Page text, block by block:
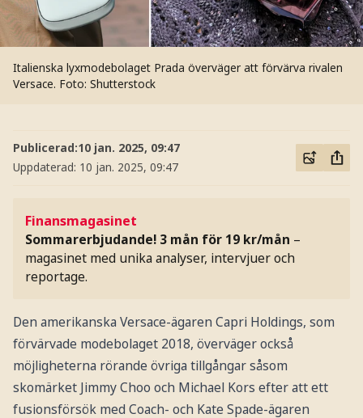
Italienska lyxmodebolaget Prada överväger att förvärva rivalen
Versace. Foto: Shutterstock
Publicerad:10 jan. 2025, 09:47
Uppdaterad: 10 jan. 2025, 09:47
Finansmagasinet
Sommarerbjudande! 3 mån för 19 kr/mån –
magasinet med unika analyser, intervjuer och
reportage.
Den amerikanska Versace-ägaren Capri Holdings, som
förvärvade modebolaget 2018, överväger också
möjligheterna rörande övriga tillgångar såsom
skomärket Jimmy Choo och Michael Kors efter att ett
fusionsförsök med Coach- och Kate Spade-ägaren